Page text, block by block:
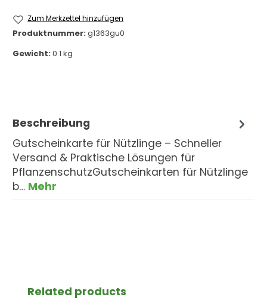
Zum Merkzettel hinzufügen
Produktnummer:g1363gu0
Gewicht:0.1 kg
Beschreibung
Gutscheinkarte für Nützlinge – Schneller
Versand & Praktische Lösungen für
PflanzenschutzGutscheinkarten für Nützlinge
b… Mehr
Produktgalerie überspringen
Related products